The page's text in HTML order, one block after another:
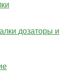
дозаторы и